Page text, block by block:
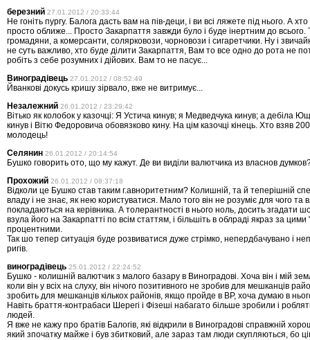
березний 27.01.2012 / 20:33:44
Не гоніть пургу. Балога дасть вам на пів-деци, і ви всі ляжете під нього. А
просто оближе... Просто Закарпаття завжди було і буде інертним до всього.
громадяни, а комерсанти, солярковози, чорновози і сигаретчики. Ну і
не суть важливо, хто буде ділити Закарпаття, Вам то все одно до рота не
робіть з себе розумних і дійових. Вам то не пасує...
Виноградівець 27.01.2012 / 08:52:49
Йванкові докусь кришу зірвало, вже не витримує...
Незалежний 26.01.2012 / 23:29:42
Вітько як колобок у казочці: Я Устича кинув; я Медведчука кинув; а дебіла
кинув і Вітю Федоровича обовязково кину. На цім казочці кінець. Хто взяв
молодець!
Селянин 26.01.2012 / 20:14:54
Бушко говорить ото, що му кажут. Де ви виділи валютчика из власнов
Прохожий 26.01.2012 / 08:37:18
Відколи це Бушко став таким г.авноритетним? Колишній, та й теперішній
владу і не знає, як нею користуватися. Мало того він не розуміє для чого та
покладаються на керівника. А толерантності в нього ноль, досить згадати
взула його на Закарпатті по всім статтям, і більшіть в облраді якраз за цими
процентними.
Так шо тепер ситуація буде розвиватися дуже стрімко, непердбачувано і
ригів.
виноградівець 25.01.2012 / 22:24:52
Бушко - колишній валютчик з малого базару в Виноградові. Хоча він і мій
коли він у всіх на слуху, він нічого позитивного не зробив для мешканців
зробить для мешканців кількох районів, якщо пройде в ВР, хоча думаю в
Навіть браття-контрабаси Шерегі і Фізеші набагато більше зробили і
людей.
Я вже не кажу про братів Балогів, які відкрили в Виноградові справжній
який зпочатку майже і був збитковий, але зараз там люди скупляються, бо